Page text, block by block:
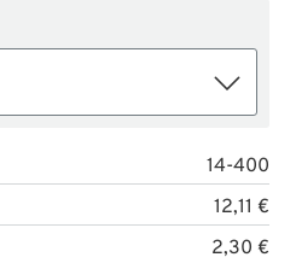
14-400
12,11 €
2,30 €